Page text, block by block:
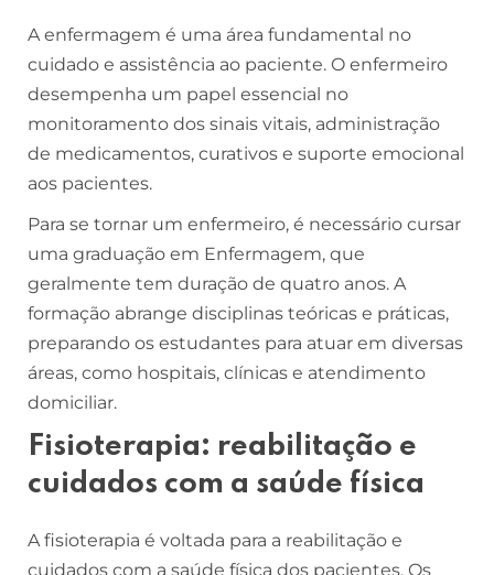
A enfermagem é uma área fundamental no
cuidado e assistência ao paciente. O enfermeiro
desempenha um papel essencial no
monitoramento dos sinais vitais, administração
de medicamentos, curativos e suporte emocional
aos pacientes.
Para se tornar um enfermeiro, é necessário cursar
uma graduação em Enfermagem, que
geralmente tem duração de quatro anos. A
formação abrange disciplinas teóricas e práticas,
preparando os estudantes para atuar em diversas
áreas, como hospitais, clínicas e atendimento
domiciliar.
Fisioterapia: reabilitação e
cuidados com a saúde física
A fisioterapia é voltada para a reabilitação e
cuidados com a saúde física dos pacientes. Os